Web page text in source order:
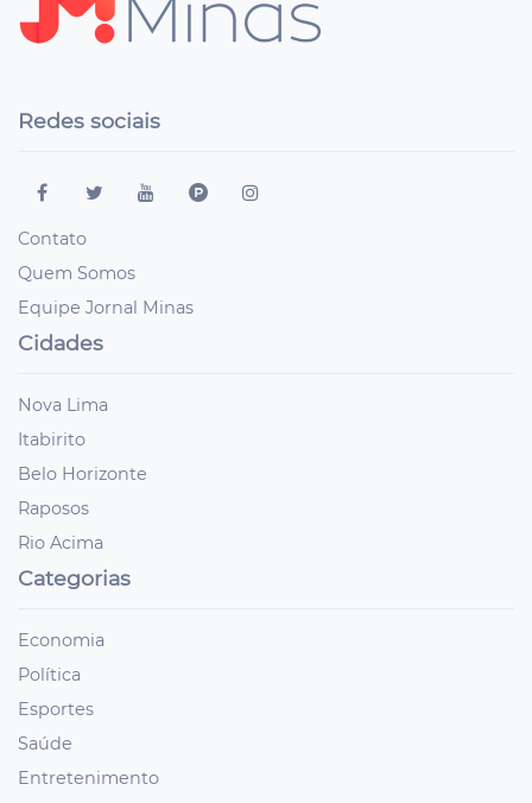
Redes sociais
Contato
Quem Somos
Equipe Jornal Minas
Cidades
Nova Lima
Itabirito
Belo Horizonte
Raposos
Rio Acima
Categorias
Economia
Política
Esportes
Saúde
Entretenimento